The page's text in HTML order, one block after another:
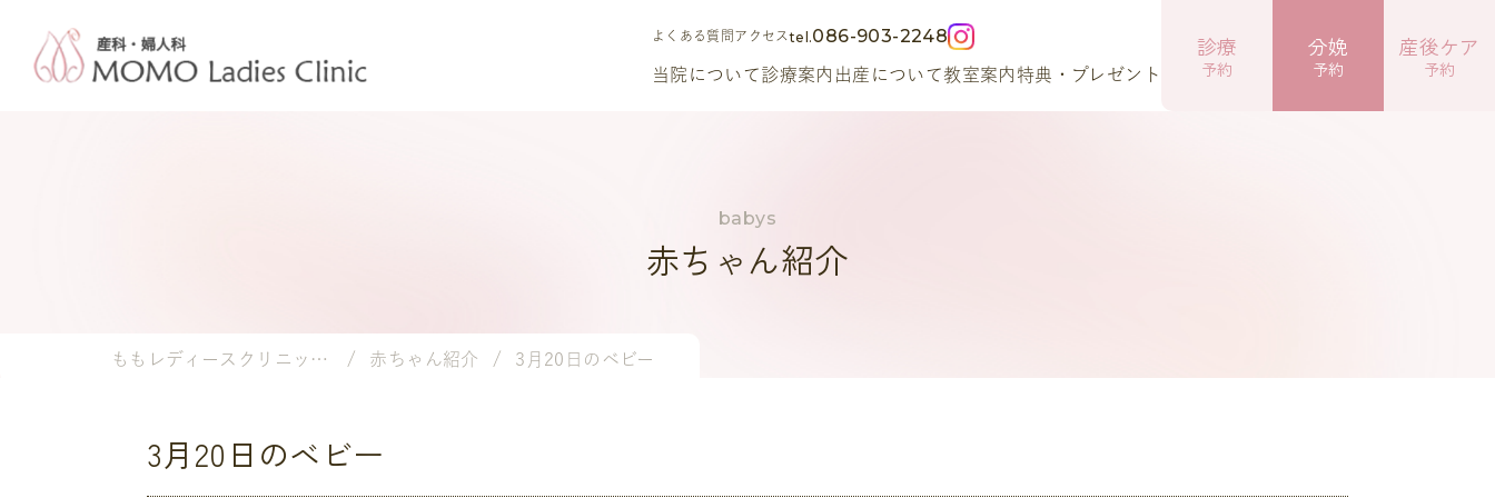
よくある質問 アクセス 086-903-2248
当院について診療案内 出産について教室案内 特典・プレゼント
診療
予約
分娩
予約
産後ケア
予約
赤ちゃん紹介
ももレディースクリニック｜岡山市の産婦人科・小児科 赤ちゃん紹介 3月20日のベビー
3月20日のベビー